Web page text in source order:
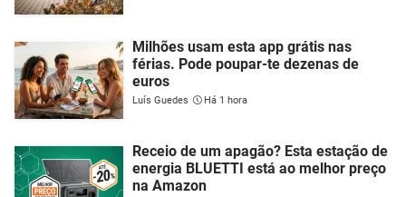
Milhões usam esta app grátis nas
férias. Pode poupar-te dezenas de
euros
Luís Guedes Há 1 hora
Receio de um apagão? Esta estação de
energia BLUETTI está ao melhor preço
na Amazon